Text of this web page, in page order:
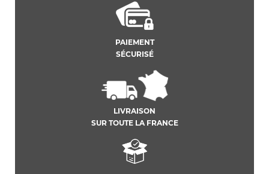
PAIEMENT
SÉCURISÉ
LIVRAISON
SUR TOUTE LA FRANCE